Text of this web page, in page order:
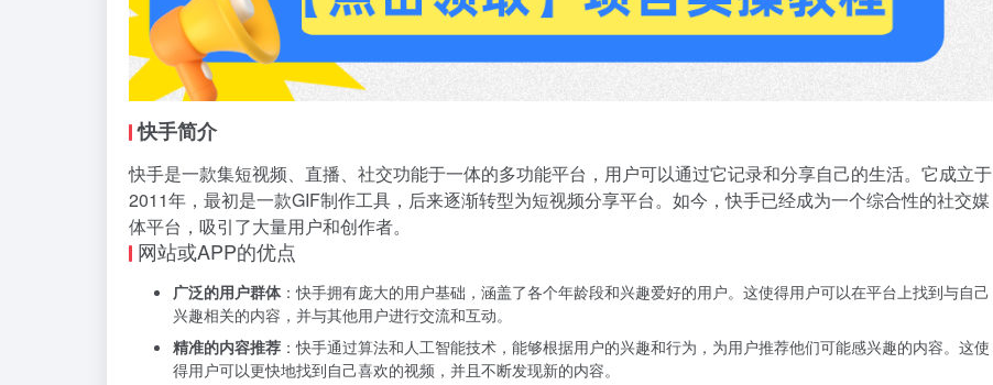
快手简介
快手是一款集短视频、直播、社交功能于一体的多功能平台，用户可以通过它记录和分享自己的生活。它成立于
2011年，最初是一款GIF制作工具，后来逐渐转型为短视频分享平台。如今，快手已经成为一个综合性的社交媒
体平台，吸引了大量用户和创作者。
网站或APP的优点
广泛的用户群体：快手拥有庞大的用户基础，涵盖了各个年龄段和兴趣爱好的用户。这使得用户可以在平台上找到与自己
兴趣相关的内容，并与其他用户进行交流和互动。
精准的内容推荐 ：快手通过算法和人工智能技术，能够根据用户的兴趣和行为，为用户推荐他们可能感兴趣的内容。这使
得用户可以更快地找到自己喜欢的视频，并且不断发现新的内容。